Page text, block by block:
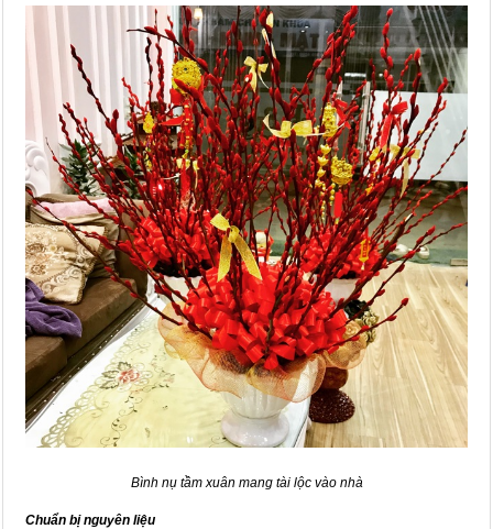
Bình nụ tầm xuân mang tài lộc vào nhà
Chuẩn bị nguyên liệu